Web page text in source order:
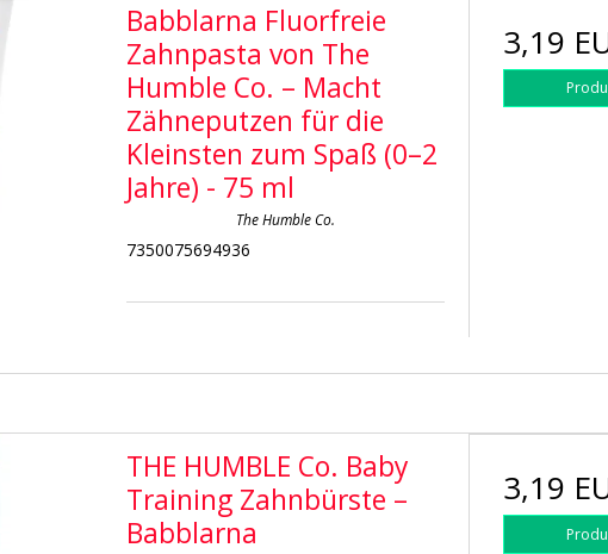
Babblarna Fluorfreie
Zahnpasta von The
Humble Co. – Macht
Zähneputzen für die
Kleinsten zum Spaß (0–2
Jahre) - 75 ml
The Humble Co.
7350075694936
3,19
THE HUMBLE Co. Baby
Training Zahnbürste –
Babblarna
3,19